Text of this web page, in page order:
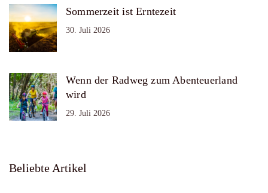
Sommerzeit ist Erntezeit
30. Juli 2026
Wenn der Radweg zum Abenteuerland
wird
29. Juli 2026
Beliebte Artikel